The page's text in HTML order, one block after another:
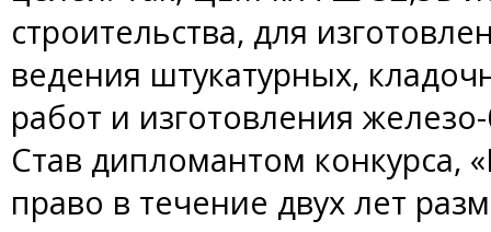
строительства, для
ведения штукатурных,
работ и изготовления
Став дипломантом конкурса,
право в течение двух лет